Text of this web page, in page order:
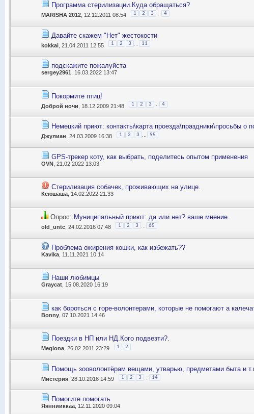
Программа стерилизации.Куда обращаться?
MARISHA 2012 , 12.12.2011 08:54 1 2 3 4
Давайте скажем "Нет" жестокости
kokkai , 21.04.2011 12:55 1 2 3 11
подскажите пожалуйста
sergey2961 , 16.03.2022 13:47
Покормите птиц!
Доброй ночи , 18.12.2009 21:48 1 2 3 4
Немецкий приют: контакты\карта проезда\праздники\просьбы о
Джулиан , 24.03.2009 16:38 1 2 3 95
GPS-трекер коту, как выбрать, поделитесь опытом применения
OVN , 21.02.2022 13:03
Стерилизация собачек, проживающих на улице.
Ксюшаша , 14.02.2022 21:33
Опрос: Муниципальный приют: да или нет? ваше мнение.
old_untc , 24.02.2016 07:48 1 2 3 65
Проблема ожирения кошки, как избежать??
Kavika , 11.11.2021 10:14
Наши любимцы
Graycat , 15.08.2020 16:19
как бороться с горе-волонтерами, которые не помогают а
Bonny , 07.10.2021 14:46
Поездки в НП или НД.Кого подвезти?.
Megiona , 26.02.2011 23:29 1 2
Помощь зооволонтёрам вещами, утварью, предметами быта и
Мистерия , 28.10.2016 14:59 1 2 3 14
Помогите помогать
Яяннииккаа , 12.11.2020 09:04